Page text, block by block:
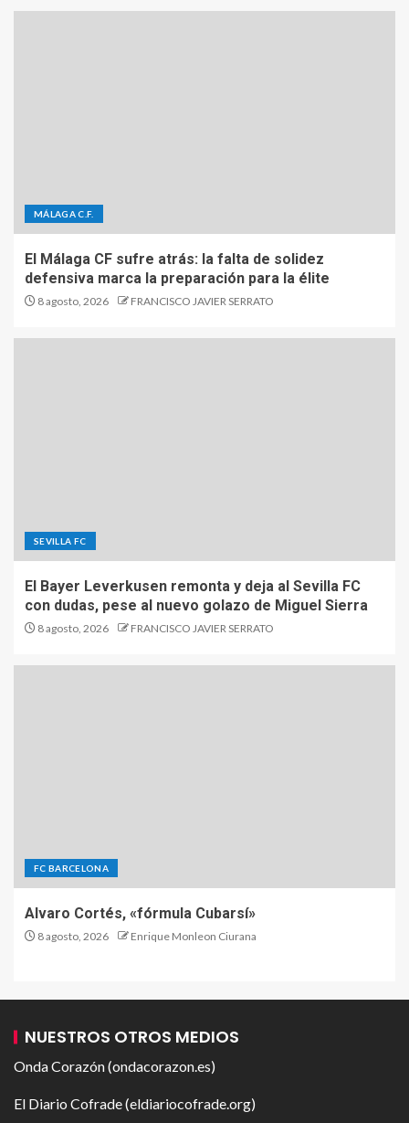
MÁLAGA C.F.
El Málaga CF sufre atrás: la falta de solidez
defensiva marca la preparación para la élite
8 agosto, 2026 FRANCISCO JAVIER SERRATO
SEVILLA FC
El Bayer Leverkusen remonta y deja al Sevilla FC
con dudas, pese al nuevo golazo de Miguel Sierra
8 agosto, 2026 FRANCISCO JAVIER SERRATO
FC BARCELONA
Alvaro Cortés, «fórmula Cubarsí»
8 agosto, 2026 Enrique Monleon Ciurana
NUESTROS OTROS MEDIOS
Onda Corazón (ondacorazon.es)
El Diario Cofrade (eldiariocofrade.org)